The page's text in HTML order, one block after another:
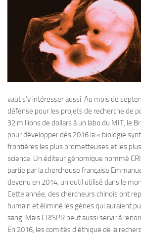
vaut s’y intéresser aussi. Au mois de
défense pour les projets de recherche de
32 millions de dollars à un labo du MIT, le
pour développer dès 2016 la « biologie
frontières les plus prometteuses et les
science. Un éditeur génomique nommé
partie par la chercheuse française
devenu en 2014, un outil utilisé dans le
Cette année, des chercheurs chinois ont
humain et éliminé les gènes qui auraient
sang. Mais CRISPR peut aussi servir à
En 2016, les comités d’éthique de la